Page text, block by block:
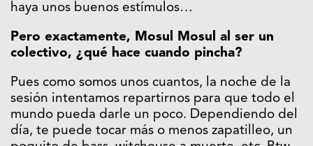
haya unos buenos estímulos…
Pero exactamente, Mosul Mosul al ser un
colectivo, ¿qué hace cuando pincha?
Pues como somos unos cuantos, la noche de la
sesión intentamos repartirnos para que todo el
mundo pueda darle un poco. Dependiendo del
día, te puede tocar más o menos zapatilleo, un